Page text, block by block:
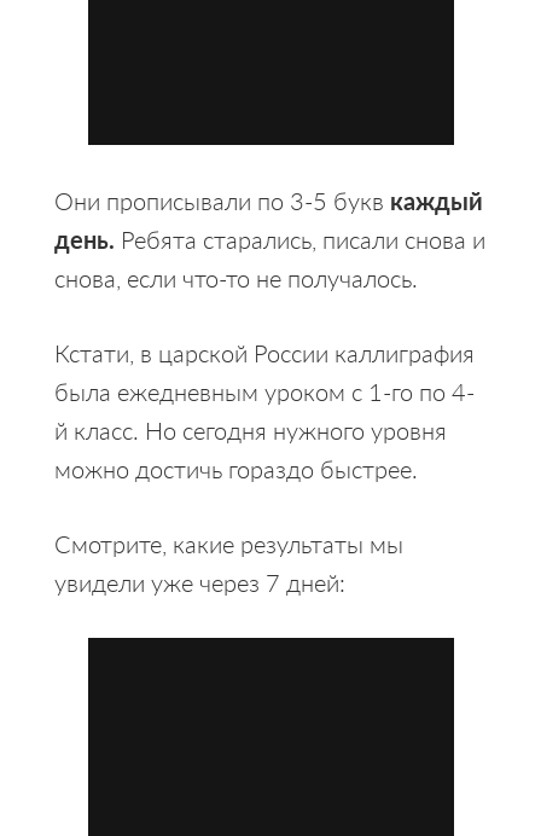
Они прописывали по 3-5 букв каждый
день. Ребята старались, писали снова и
снова, если что-то не получалось.
Кстати, в царской России каллиграфия
была ежедневным уроком с 1-го по 4-
й класс. Но сегодня нужного уровня
можно достичь гораздо быстрее.
Смотрите, какие результаты мы
увидели уже через 7 дней: